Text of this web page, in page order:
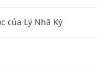
của Lý Nhã Kỳ